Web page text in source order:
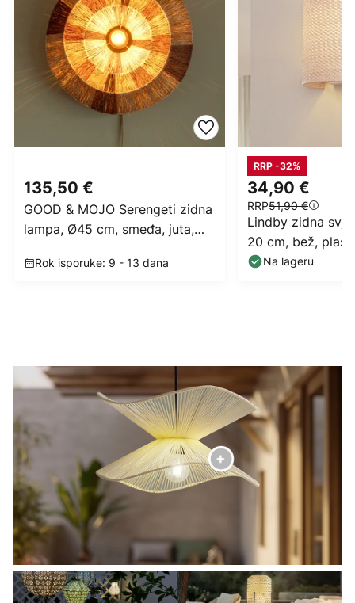
135,50 €
GOOD & MOJO Serengeti zidna
lampa, Ø45 cm, smeđa, juta,
Rok isporuke: 9 - 13 dana
34,90 €
RRP51,90 €
RRP -32%
Lindby zidna
20 cm, bež,
Na lageru